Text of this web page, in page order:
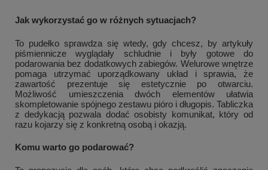
Jak wykorzystać go w różnych sytuacjach?
To pudełko sprawdza się wtedy, gdy chcesz, by artykuły
piśmiennicze wyglądały schludnie i były gotowe do
podarowania bez dodatkowych zabiegów. Welurowe wnętrze
pomaga utrzymać uporządkowany układ i sprawia, że
zawartość prezentuje się estetycznie po otwarciu.
Możliwość umieszczenia dwóch elementów ułatwia
skompletowanie spójnego zestawu pióro i długopis. Tabliczka
z dedykacją pozwala dodać osobisty komunikat, który od
razu kojarzy się z konkretną osobą i okazją.
Komu warto go podarować?